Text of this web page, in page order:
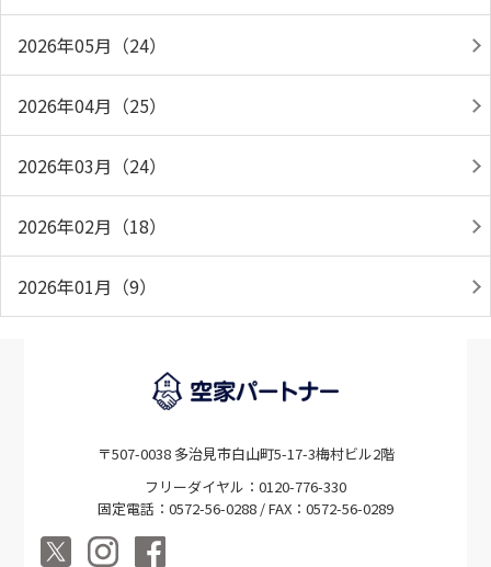
2026年05月（24）
2026年04月（25）
2026年03月（24）
2026年02月（18）
2026年01月（9）
〒507-0038 多治見市白山町5-17-3梅村ビル2階
フリーダイヤル：0120-776-330
固定電話：0572-56-0288 / FAX：0572-56-0289